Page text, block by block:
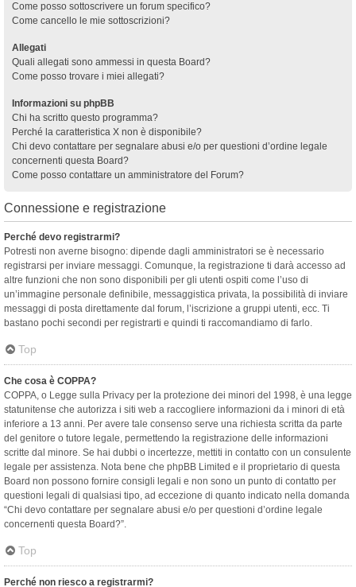
Come posso sottoscrivere un forum specifico?
Come cancello le mie sottoscrizioni?
Allegati
Quali allegati sono ammessi in questa Board?
Come posso trovare i miei allegati?
Informazioni su phpBB
Chi ha scritto questo programma?
Perché la caratteristica X non è disponibile?
Chi devo contattare per segnalare abusi e/o per questioni d’ordine legale
concernenti questa Board?
Come posso contattare un amministratore del Forum?
Connessione e registrazione
Perché devo registrarmi?
Potresti non averne bisogno: dipende dagli amministratori se è necessario
registrarsi per inviare messaggi. Comunque, la registrazione ti darà accesso ad
altre funzioni che non sono disponibili per gli utenti ospiti come l’uso di
un’immagine personale definibile, messaggistica privata, la possibilità di inviare
messaggi di posta direttamente dal forum, l’iscrizione a gruppi utenti, ecc. Ti
bastano pochi secondi per registrarti e quindi ti raccomandiamo di farlo.
Top
Che cosa è COPPA?
COPPA, o Legge sulla Privacy per la protezione dei minori del 1998, è una legge
statunitense che autorizza i siti web a raccogliere informazioni da i minori di età
inferiore a 13 anni. Per avere tale consenso serve una richiesta scritta da parte
del genitore o tutore legale, permettendo la registrazione delle informazioni
scritte dal minore. Se hai dubbi o incertezze, mettiti in contatto con un consulente
legale per assistenza. Nota bene che phpBB Limited e il proprietario di questa
Board non possono fornire consigli legali e non sono un punto di contatto per
questioni legali di qualsiasi tipo, ad eccezione di quanto indicato nella domanda
“Chi devo contattare per segnalare abusi e/o per questioni d’ordine legale
concernenti questa Board?”.
Top
Perché non riesco a registrarmi?